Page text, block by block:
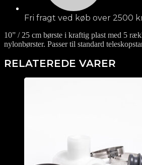
Fri fragt ved køb over 2500
10” / 25 cm børste i kraftig plast med 5
nylonbørster. Passer til standard
RELATEREDE VARER